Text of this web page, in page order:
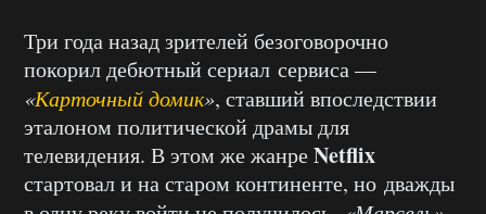
Три года назад зрителей безоговорочно
покорил дебютный сериал сервиса —
«Карточный домик», ставший впоследствии
эталоном политической драмы для
телевидения. В этом же жанреNetflix
стартовал и на старом континенте, но дважды